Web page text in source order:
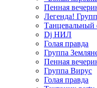
Пенная
Легенда!
Танцевальный
Dj НИЛ
Голая правда
Группа
Пенная
Группа Вирус
Голая правда